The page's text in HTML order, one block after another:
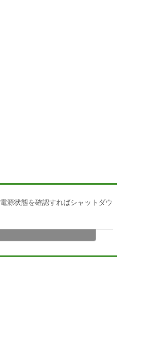
源状態を確認すればシャットダウ